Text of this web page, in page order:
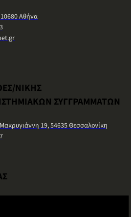
Αθήνα
ΝΙΚΗΣ
ΣΥΓΓΡΑΜΜΑΤΩΝ
19, 54635 Θεσσαλονίκη